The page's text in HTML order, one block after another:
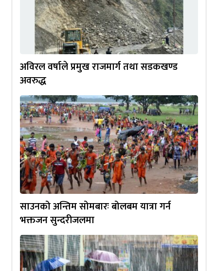
अविरल वर्षाले प्रमुख राजमार्ग तथा सडकखण्ड
अवरुद्ध
साउनको अन्तिम सोमबारः बोलबम यात्रा गर्न
भक्तजन सुन्दरीजलमा